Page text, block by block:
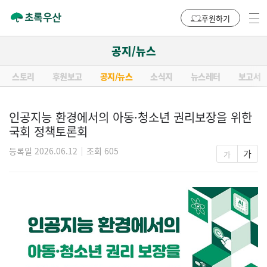
후원하기
공지/뉴스
스토리 후원보고 공지/뉴스 소식지 뉴스레터 보고서
인공지능 환경에서의 아동·청소년 권리보장을 위한
국회 정책토론회
등록일 2026.06.12 조회 605 가 가